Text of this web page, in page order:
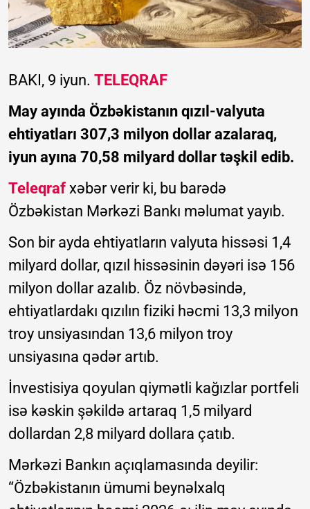
BAKI, 9 iyun. TELEQRAF
May ayında Özbəkistanın qızıl-valyuta
ehtiyatları 307,3 milyon dollar azalaraq,
iyun ayına 70,58 milyard dollar təşkil edib.
Teleqraf xəbər verir ki, bu barədə
Özbəkistan Mərkəzi Bankı məlumat yayıb.
Son bir ayda ehtiyatların valyuta hissəsi 1,4
milyard dollar, qızıl hissəsinin dəyəri isə 156
milyon dollar azalıb. Öz növbəsində,
ehtiyatlardakı qızılın fiziki həcmi 13,3 milyon
troy unsiyasından 13,6 milyon troy
unsiyasına qədər artıb.
İnvestisiya qoyulan qiymətli kağızlar portfeli
isə kəskin şəkildə artaraq 1,5 milyard
dollardan 2,8 milyard dollara çatıb.
Mərkəzi Bankın açıqlamasında deyilir:
“Özbəkistanın ümumi beynəlxalq